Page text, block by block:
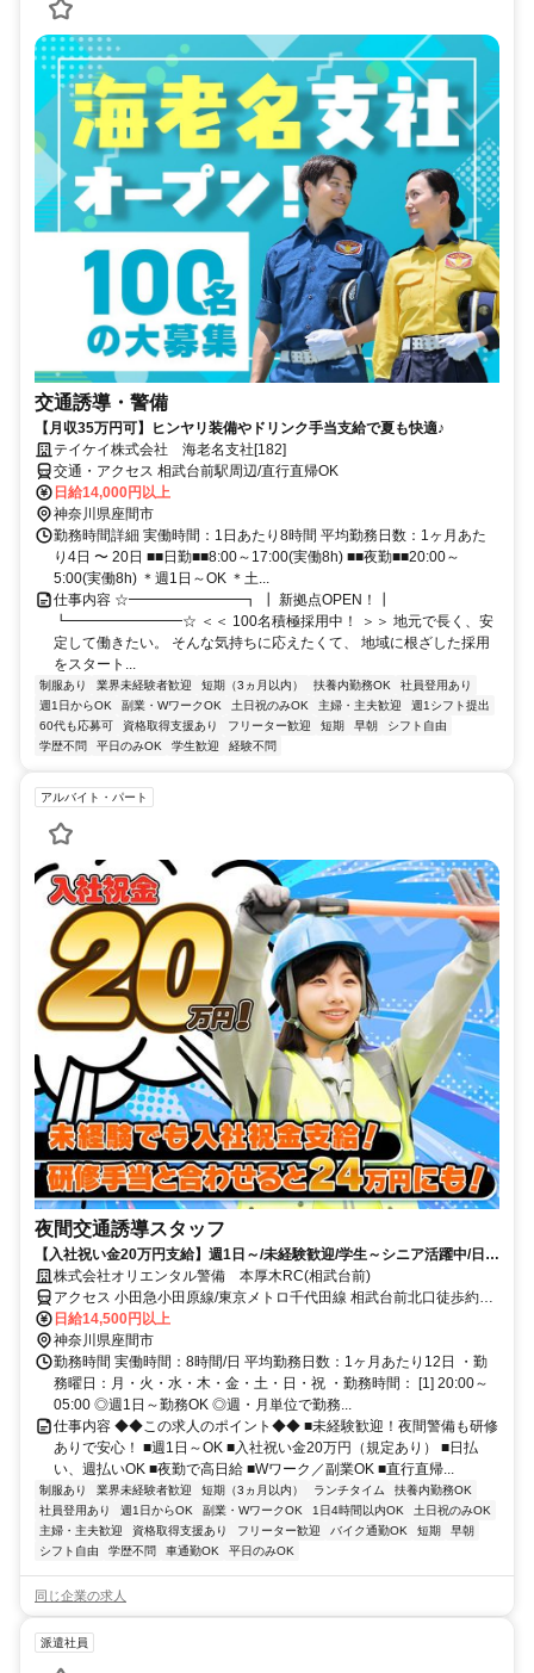
交通誘導・警備
【月収35万円可】ヒンヤリ装備やドリンク手当支給で夏も快適♪
テイケイ株式会社 海老名支社[182]
交通・アクセス 相武台前駅周辺/直行直帰OK
日給14,000円以上
神奈川県座間市
勤務時間詳細 実働時間：1日あたり8時間 平均勤務日数：1ヶ月あた
り4日 〜 20日 ■■日勤■■8:00～17:00(実働8h) ■■夜勤■■20:00～
5:00(実働8h) ＊週1日～OK ＊土...
仕事内容 ☆━━━━━━━━┓ ┃ 新拠点OPEN！┃
┗━━━━━━━━☆ ＜＜ 100名積極採用中！ ＞＞ 地元で長く、安
定して働きたい。 そんな気持ちに応えたくて、 地域に根ざした採用
をスタート...
制服あり 業界未経験者歓迎 短期（3ヵ月以内） 扶養内勤務OK
社員登用あり
週1日からOK
副業・WワークOK 土日祝のみOK 主婦・主夫歓迎
週1シフト提出
60代も応募可
資格取得支援あり フリーター歓迎 短期 早朝
シフト自由
学歴不問
平日のみOK 学生歓迎 経験不問
アルバイト・パート
夜間交通誘導スタッフ
【入社祝い金20万円支給】週1日～/未経験歓迎/学生～シニア活躍中/日払
い・週払いOK/履歴書不要！
株式会社オリエンタル警備 本厚木RC(相武台前)
アクセス 小田急小田原線/東京メトロ千代田線 相武台前北口徒歩約6
分、小田急小田原線 小田急相模原北口徒歩約25分、ＪＲ相模線 相武
台下徒歩約33分 (面接地/本厚木リクルートセンター)神奈川県厚木市
旭町２丁目２－７ 三和ビル２Ｆ
日給14,500円以上
神奈川県座間市
勤務時間 実働時間：8時間/日 平均勤務日数：1ヶ月あたり12日 ・勤
務曜日：月・火・水・木・金・土・日・祝 ・勤務時間： [1] 20:00～
05:00 ◎週1日～勤務OK ◎週・月単位で勤務...
仕事内容 ◆◆この求人のポイント◆◆ ■未経験歓迎！夜間警備も研修
ありで安心！ ■週1日～OK ■入社祝い金20万円（規定あり） ■日払
い、週払いOK ■夜勤で高日給 ■Wワーク／副業OK ■直行直帰...
制服あり 業界未経験者歓迎 短期（3ヵ月以内） ランチタイム
扶養内勤務OK
社員登用あり
週1日からOK 副業・WワークOK 1日4時間以内OK
土日祝のみOK
主婦・主夫歓迎
資格取得支援あり フリーター歓迎 バイク通勤OK 短期
早朝
シフト自由
学歴不問 車通勤OK 平日のみOK
同じ企業の求人
派遣社員